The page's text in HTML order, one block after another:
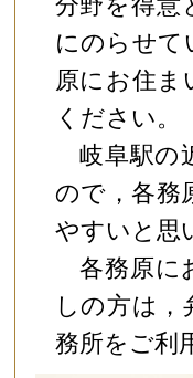
にのらせて
原にお住ま
ください。
岐阜駅の
ので，各務
やすいと思
各務原に
しの方は，
務所をご利